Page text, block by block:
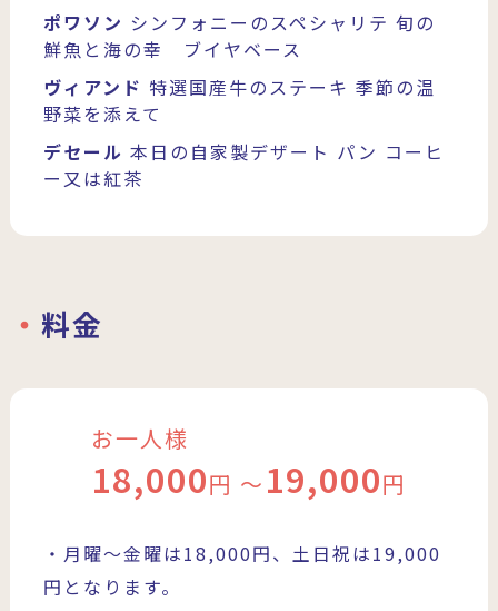
ポワソン シンフォニーのスペシャリテ 旬の
鮮魚と海の幸 ブイヤベース
ヴィアンド 特選国産牛のステーキ 季節の温
野菜を添えて
デセール 本日の自家製デザート パン コーヒ
ー又は紅茶
料金
お一人様
18,000円 〜 19,000円
・月曜〜金曜は18,000円、土日祝は19,000
円となります。